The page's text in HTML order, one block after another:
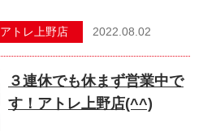
アトレ上野店 2022.08.02
３連休でも休まず営業中で
す！アトレ上野店(^^)